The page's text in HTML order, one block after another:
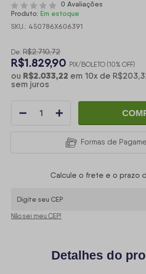
0 Avaliações
Produto: Em estoque
SKU.: 450786X606391
De: R$2.710,72
R$1.829,90 PIX/BOLETO (10% OFF)
ou R$2.033,22 em 10x de
sem juros
Formas de
Calcule o frete e o prazo
Não sei meu CEP!
Detalhes do